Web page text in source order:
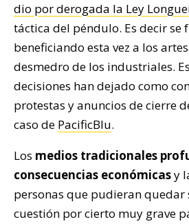
dio por derogada la Ley
táctica del péndulo. Es decir se
beneficiando esta vez a los
desmedro de los industriales.
decisiones han dejado como
protestas y anuncios de cierre
caso de PacificBlu.
Los medios tradicionales
consecuencias económicasy
personas que pudieran quedar
cuestión por cierto muy grave